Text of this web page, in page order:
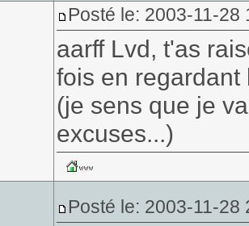
Posté le: 2003-11-28
aarff Lvd, t'as
fois en regardant
(je sens que je
excuses...)
Posté le: 2003-11-28